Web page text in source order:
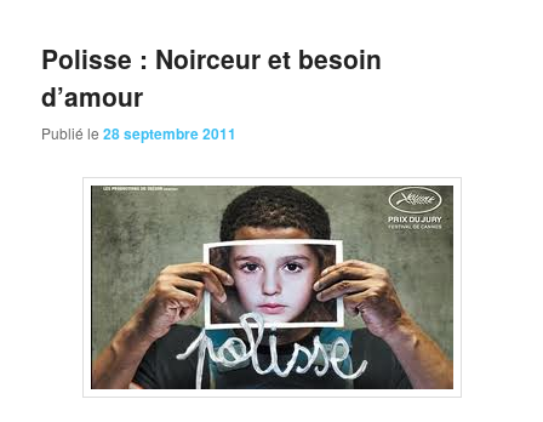
Polisse : Noirceur et besoin
d’amour
Publié le28 septembre 2011